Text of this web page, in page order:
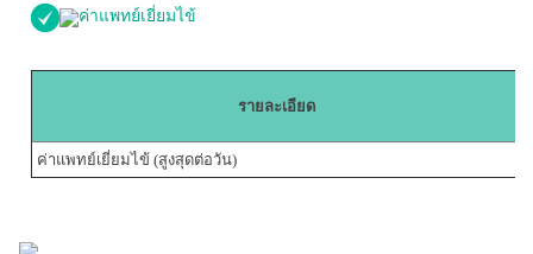
ค่าแพทย์เยี่ยมไข้
รายละเอียด
ค่าแพทย์เยี่ยมไข้ (สูงสุดต่อวัน)